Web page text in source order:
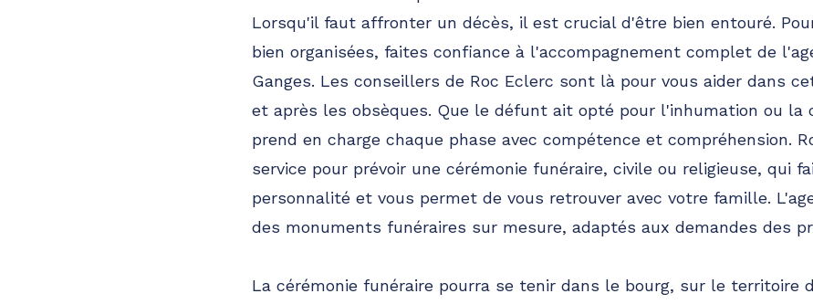
Lorsqu'il faut affronter un décès, il est crucial d'être bien entouré.
bien organisées, faites confiance à l'accompagnement complet de
Ganges. Les conseillers de Roc Eclerc sont là pour vous aider dans
et après les obsèques. Que le défunt ait opté pour l'inhumation ou la
prend en charge chaque phase avec compétence et compréhension.
service pour prévoir une cérémonie funéraire, civile ou religieuse, qui
personnalité et vous permet de vous retrouver avec votre famille.
des monuments funéraires sur mesure, adaptés aux demandes des
La cérémonie funéraire pourra se tenir dans le bourg, sur le territoire